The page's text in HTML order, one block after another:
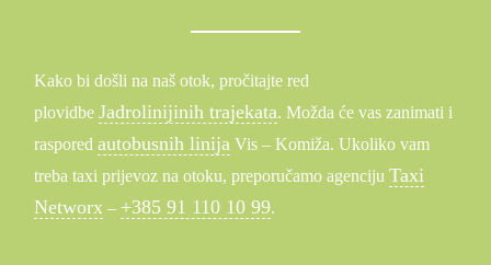
Kako bi došli na naš otok, pročitajte red
plovidbeJadrolinijinih trajekata. Možda će vas zanimati i
rasporedautobusnih linija Vis – Komiža. Ukoliko vam
treba taxi prijevoz na otoku, preporučamo agencijuTaxi
Networx – +385 91 110 10 99.